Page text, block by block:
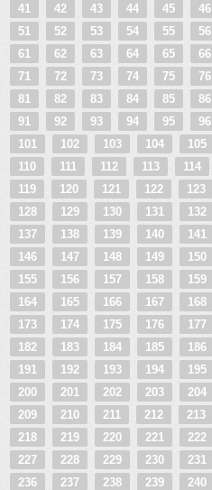
41
42 43 44 45 46
51
52 53 54 55 56
61
62 63 64 65 66
71
72 73 74 75 76
81
82 83 84 85 86
91
92 93 94 95 96
101
102 103 104 105
110
111 112 113 114
119
120 121 122 123
128
129 130 131 132
137
138 139 140 141
146
147 148 149 150
155
156 157 158 159
164
165 166 167 168
173
174 175 176 177
182
183 184 185 186
191
192 193 194 195
200
201 202 203 204
209
210 211 212 213
218
219 220 221 222
227
228 229 230 231
236
237 238 239 240